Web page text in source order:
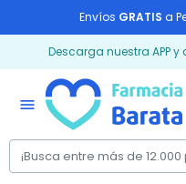
Envíos GRATIS a
Descarga nuestra APP
menu